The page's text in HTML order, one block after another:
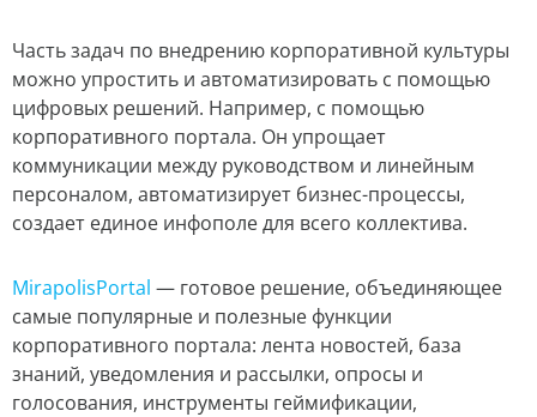
Часть задач по внедрению корпоративной культуры
можно упростить и автоматизировать с помощью
цифровых решений. Например, с помощью
корпоративного портала. Он упрощает
коммуникации между руководством и линейным
персоналом, автоматизирует бизнес-процессы,
создает единое инфополе для всего коллектива.
MirapolisPortal — готовое решение, объединяющее
самые популярные и полезные функции
корпоративного портала: лента новостей, база
знаний, уведомления и рассылки, опросы и
голосования, инструменты геймификации,